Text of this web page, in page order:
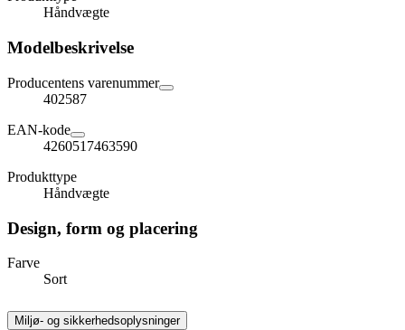
Håndvægte
Modelbeskrivelse
Producentens varenummer
402587
EAN-kode
4260517463590
Produkttype
Håndvægte
Design, form og placering
Farve
Sort
Miljø- og sikkerhedsoplysninger